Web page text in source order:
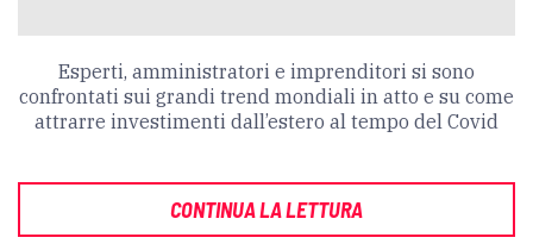
Esperti, amministratori e imprenditori si sono
confrontati sui grandi trend mondiali in atto e su come
attrarre investimenti dall’estero al tempo del Covid
CONTINUA LA LETTURA